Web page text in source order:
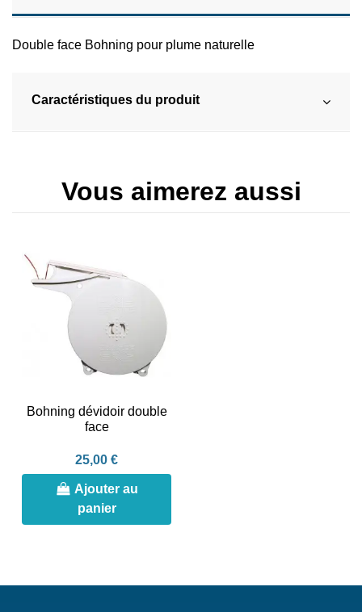
Double face Bohning pour plume naturelle
Caractéristiques du produit
Vous aimerez aussi
Bohning dévidoir double
face
25,00 €
Ajouter au
panier